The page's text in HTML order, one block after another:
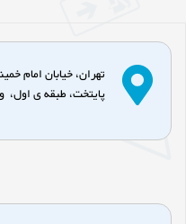
تهران، خیابان امام
پایتخت، طبقه ی اول،